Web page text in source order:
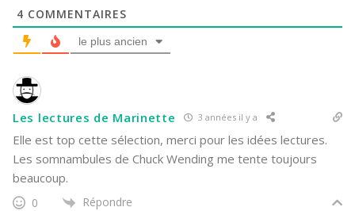
4 COMMENTAIRES
le plus ancien
Les lectures de Marinette 3 années il y a
Elle est top cette sélection, merci pour les idées lectures.
Les somnambules de Chuck Wending me tente toujours
beaucoup.
0 Répondre